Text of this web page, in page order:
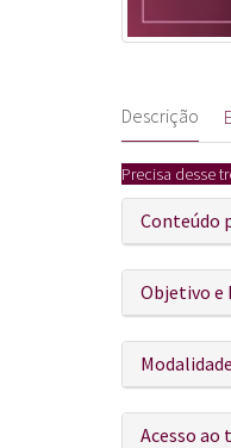
Descrição
Precisa desse
Conteúdo
Objetivo e
Acesso